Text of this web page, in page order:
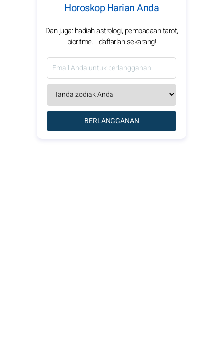
Horoskop Harian Anda
Dan juga: hadiah astrologi, pembacaan tarot,
bioritme... daftarlah sekarang!
BERLANGGANAN